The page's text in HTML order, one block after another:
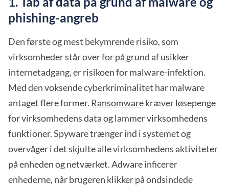
phishing-angreb
Den første og mest bekymrende risiko, som
virksomheder står over for på grund af usikker
internetadgang, er risikoen for malware-infektion.
Med den voksende cyberkriminalitet har malware
antaget flere former. Ransomwarekræver løsepenge
for virksomhedens data og lammer virksomhedens
funktioner. Spyware trænger ind i systemet og
overvåger i det skjulte alle virksomhedens aktiviteter
på enheden og netværket. Adware inficerer
enhederne, når brugeren klikker på ondsindede